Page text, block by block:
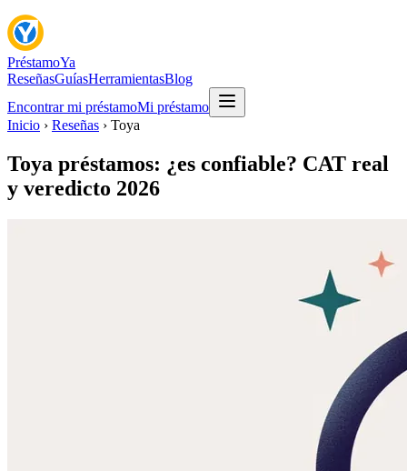
PréstamoYa
ReseñasGuíasHerramientasBlog
Encontrar mi préstamoMi préstamo
Inicio › Reseñas › Toya
Toya préstamos: ¿es confiable? CAT real
y veredicto 2026